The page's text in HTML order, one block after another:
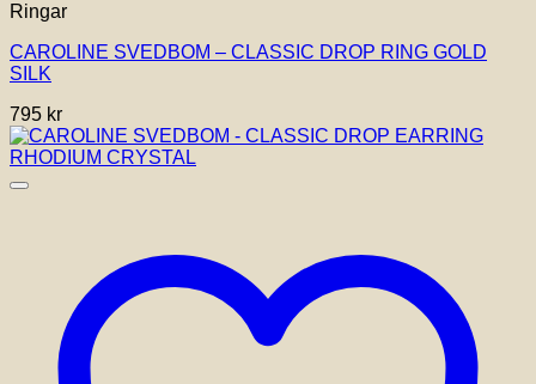
Ringar
CAROLINE SVEDBOM – CLASSIC DROP RING GOLD
SILK
795 kr